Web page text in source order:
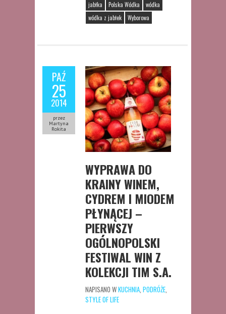
jabłka Polska Wódka
wódka
wódka z jabłek
Wyborowa
PAŹ
25
2014
przez
Martyna
Rokita
WYPRAWA DO
KRAINY WINEM,
CYDREM I MIODEM
PŁYNĄCEJ –
PIERWSZY
OGÓLNOPOLSKI
FESTIWAL WIN Z
KOLEKCJI TIM S.A.
NAPISANO WKUCHNIA PODRÓŻE
STYLE OF LIFE